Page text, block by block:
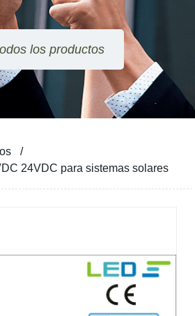
los productos
24VDC para sistemas solares